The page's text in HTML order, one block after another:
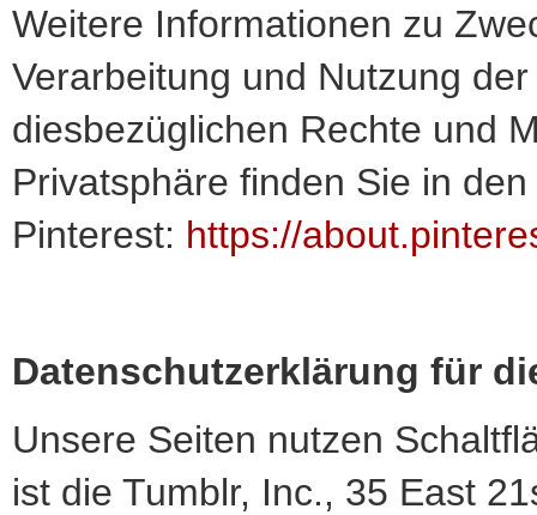
Weitere Informationen zu
Verarbeitung und Nutzung
diesbezüglichen Rechte und
Privatsphäre finden Sie in
Pinterest: https://
Datenschutzerklärung für
Unsere Seiten nutzen
ist die Tumblr, Inc., 35 East